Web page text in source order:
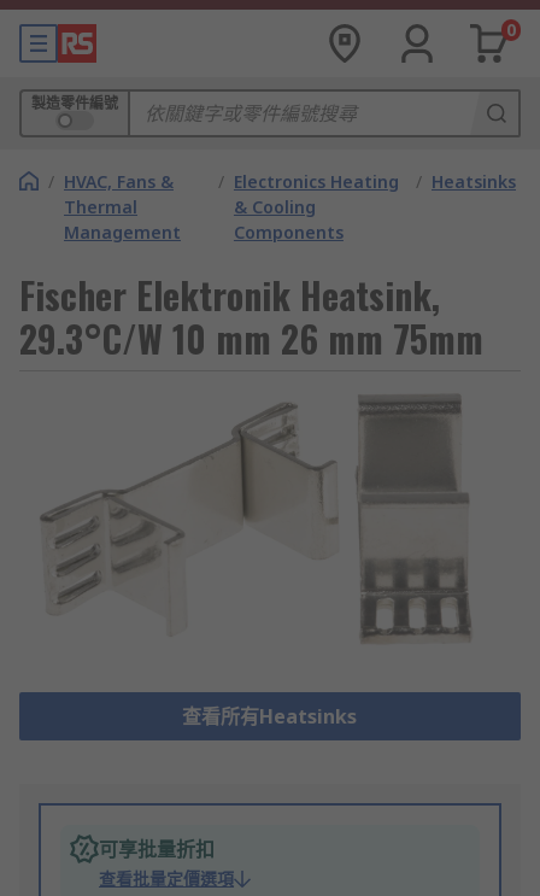
0
製造零件編號
/ HVAC, Fans &
Thermal
Management
/ Electronics Heating
& Cooling
Components
/ Heatsinks
Fischer Elektronik Heatsink,
29.3°C/W 10 mm 26 mm 75mm
查看所有Heatsinks
可享批量折扣
查看批量定價選項